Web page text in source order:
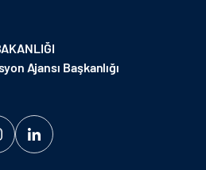
Ajansı Başkanlığı